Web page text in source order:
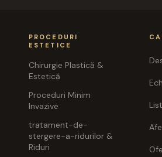
PROCEDURI
ESTETICE
Chirurgie Plastică &
Estetică
Proceduri Minim
Invazive
tratament-de-
stergere-a-ridurilor &
Riduri